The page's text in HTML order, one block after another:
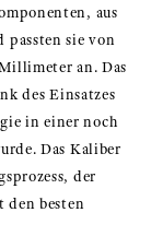
aus
passten sie von
an. Das
des Einsatzes
in einer noch
Das Kaliber
der
den besten